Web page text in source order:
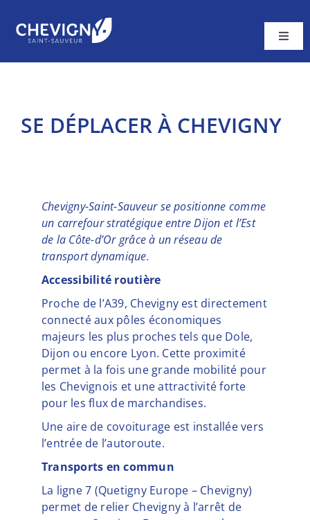
contenu
A tout âge
Contacter la Mairie
SE DÉPLACER À CHEVIGNY
Chevigny-Saint-Sauveur se positionne comme
un carrefour stratégique entre Dijon et l’Est
de la Côte-d’Or grâce à un réseau de
transport dynamique.
Accessibilité routière
Proche de l’A39, Chevigny est directement
connecté aux pôles économiques
majeurs les plus proches tels que Dole,
Dijon ou encore Lyon. Cette proximité
permet à la fois une grande mobilité pour
les Chevignois et une attractivité forte
pour les flux de marchandises.
Une aire de covoiturage est installée vers
l’entrée de l’autoroute.
Transports en commun
La ligne 7 (Quetigny Europe – Chevigny)
permet de relier Chevigny à l’arrêt de